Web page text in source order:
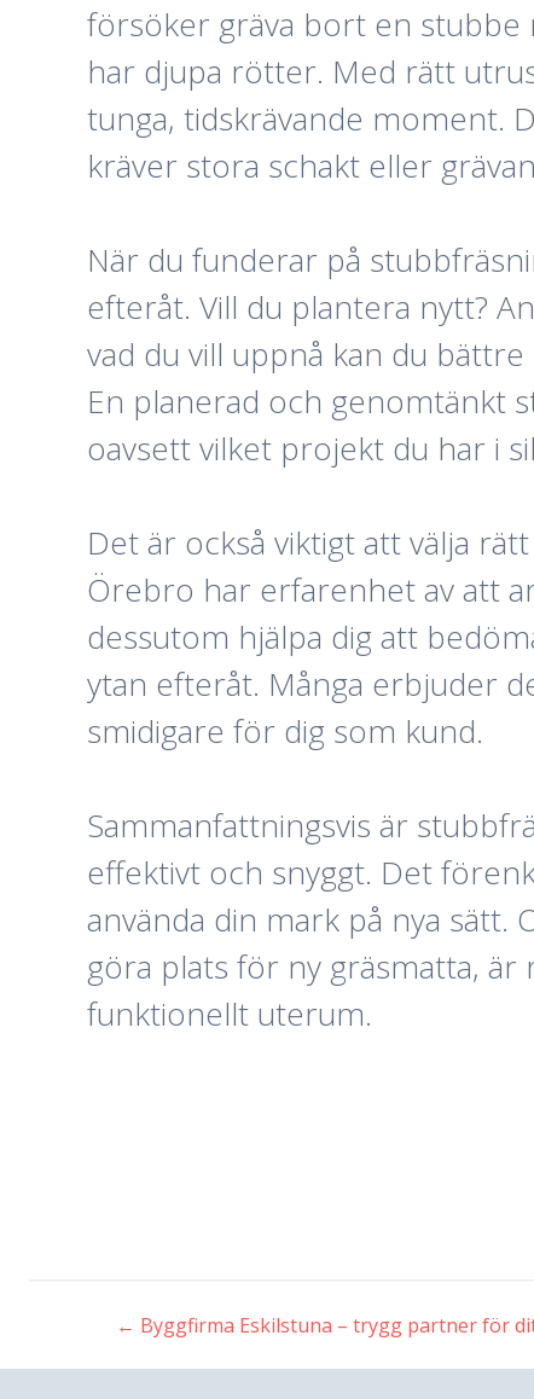
försöker gräva bort en stubbe
har djupa rötter. Med rätt
tunga, tidskrävande moment.
kräver stora schakt eller
När du funderar på
efteråt. Vill du plantera nytt?
vad du vill uppnå kan du
En planerad och genomtänkt
oavsett vilket projekt du har i
Det är också viktigt att välja
Örebro har erfarenhet av att
dessutom hjälpa dig att
ytan efteråt. Många erbjuder
smidigare för dig som kund.
Sammanfattningsvis är
effektivt och snyggt. Det
använda din mark på nya
göra plats för ny gräsmatta,
funktionellt uterum.
← Byggfirma Eskilstuna – trygg partner för